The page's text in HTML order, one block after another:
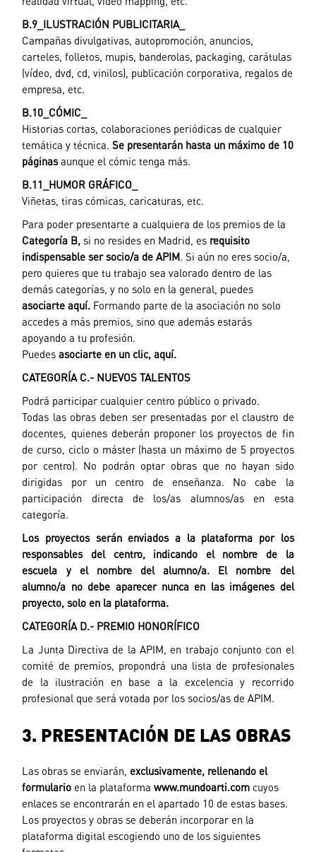
B.9_ILUSTRACIÓN PUBLICITARIA_
Campañas divulgativas, autopromoción, anuncios,
carteles, folletos, mupis, banderolas, packaging, carátulas
(vídeo, dvd, cd, vinilos), publicación corporativa, regalos de
empresa, etc.
B.10_CÓMIC
Historias cortas, colaboraciones periódicas de cualquier
temática y técnica.Se presentarán hasta un máximo de 10
páginasaunque el cómic tenga más.
B.11_HUMOR GRÁFICO
Viñetas, tiras cómicas, caricaturas, etc.
Para poder presentarte a cualquiera de los premios de la
Categoría B, si no resides en Madrid, es requisito
indispensable ser socio/a de APIM. Si aún no eres socio/a,
pero quieres que tu trabajo sea valorado dentro de las
demás categorías, y no solo en la general, puedes
asociarte aquí. Formando parte de la asociación no solo
accedes a más premios, sino que además estarás
apoyando a tu profesión.
Puedesasociarte en un clic, aquí.
CATEGORÍA C.- NUEVOS TALENTOS
Podrá participar cualquier centro público o privado.
Todas las obras deben ser presentadas por el claustro de
docentes, quienes deberán proponer los proyectos de fin
de curso, ciclo o máster (hasta un máximo de 5 proyectos
por centro). No podrán optar obras que no hayan sido
dirigidas por un centro de enseñanza. No cabe la
participación directa de los/as alumnos/as en esta
categoría.
Los proyectos serán enviados a la plataforma por los
responsables del centro, indicando el nombre de la
escuela y el nombre del alumno/a. El nombre del
alumno/a no debe aparecer nunca en las imágenes del
proyecto,solo en la plataforma.
CATEGORÍA D.- PREMIO HONORÍFICO
La Junta Directiva de la APIM, en trabajo conjunto con el
comité de premios, propondrá una lista de profesionales
de la ilustración en base a la excelencia y recorrido
profesional que será votada por los socios/as de APIM.
3. PRESENTACIÓN DE LAS OBRAS
Las obras se enviarán, exclusivamente, rellenando el
formulario en la plataformawww.mundoarti.com cuyos
enlaces se encontrarán en el apartado 10 de estas bases.
Los proyectos y obras se deberán incorporar en la
plataforma digital escogiendo uno de los siguientes